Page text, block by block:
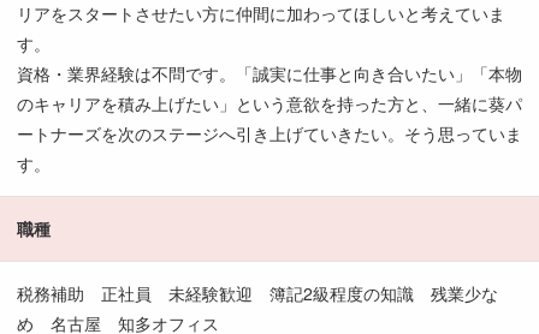
リアをスタートさせたい方に仲間に加わってほしいと考えていま
す。
資格・業界経験は不問です。「誠実に仕事と向き合いたい」「本物
のキャリアを積み上げたい」という意欲を持った方と、一緒に葵パ
ートナーズを次のステージへ引き上げていきたい。そう思っていま
す。
職種
税務補助 正社員 未経験歓迎 簿記2級程度の知識 残業少な
め 名古屋 知多オフィス